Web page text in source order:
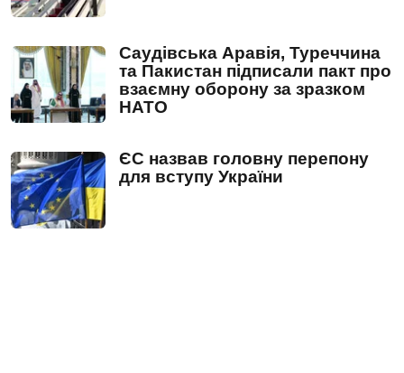
Саудівська Аравія, Туреччина
та Пакистан підписали пакт про
взаємну оборону за зразком
НАТО
ЄС назвав головну перепону
для вступу України